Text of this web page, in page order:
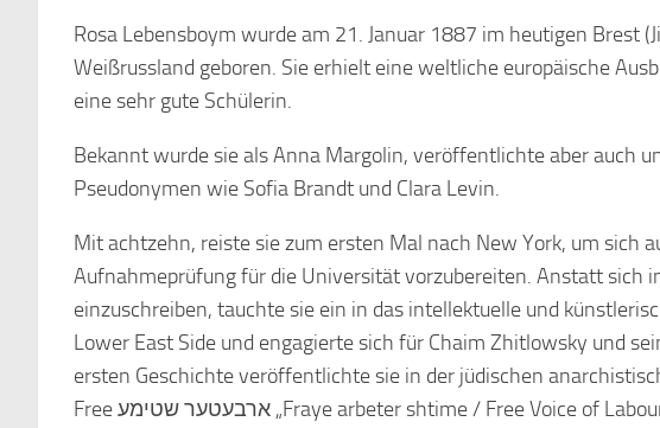
Rosa Lebensboym wurde am 21. Januar 1887 im heutigen Brest
Weißrussland geboren. Sie erhielt eine weltliche europäische
eine sehr gute Schülerin.
Bekannt wurde sie als Anna Margolin, veröffentlichte aber auch
Pseudonymen wie Sofia Brandt und Clara Levin.
Mit achtzehn, reiste sie zum ersten Mal nach New York, um sich
Aufnahmeprüfung für die Universität vorzubereiten. Anstatt sich
einzuschreiben, tauchte sie ein in das intellektuelle und
Lower East Side und engagierte sich für Chaim Zhitlowsky und
ersten Geschichte veröffentlichte sie in der jüdischen
Free ארבעטער שטימע „Fraye arbeter shtime / Free Voice of Labour“, deren